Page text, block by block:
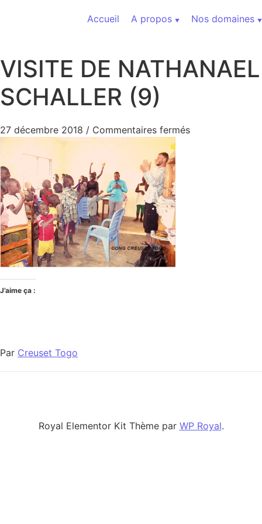
Accueil
A propos Nos domaines
VISITE DE NATHANAEL
SCHALLER (9)
27 décembre 2018 / Commentaires ferméssur VISITE DE
J’aime ça :
Par Creuset Togo
Royal Elementor Kit Thème par WP Royal.